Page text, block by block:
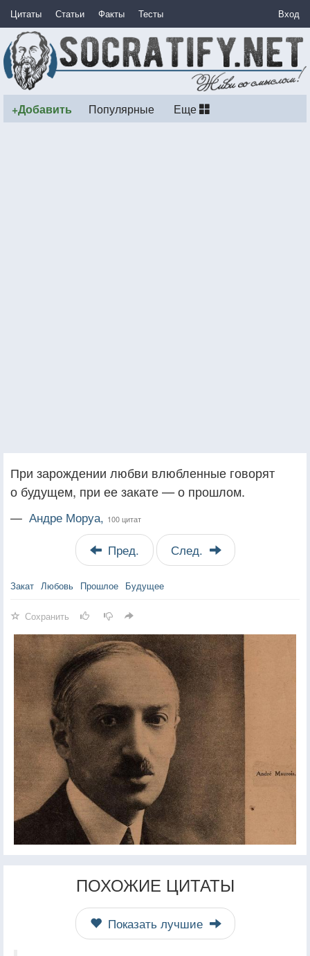
Цитаты Статьи Факты Тесты Вход
+Добавить Популярные Еще
При зарождении любви влюбленные говорят
о будущем, при ее закате — о прошлом.
— Андре Моруа, 100 цитат
Пред. След.
Закат Любовь Прошлое Будущее
Сохранить
ПОХОЖИЕ ЦИТАТЫ
Показать лучшие